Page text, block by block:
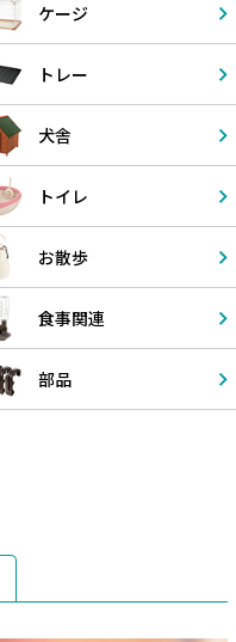
ケージ
トレー
犬舎
トイレ
お散歩
食事関連
部品